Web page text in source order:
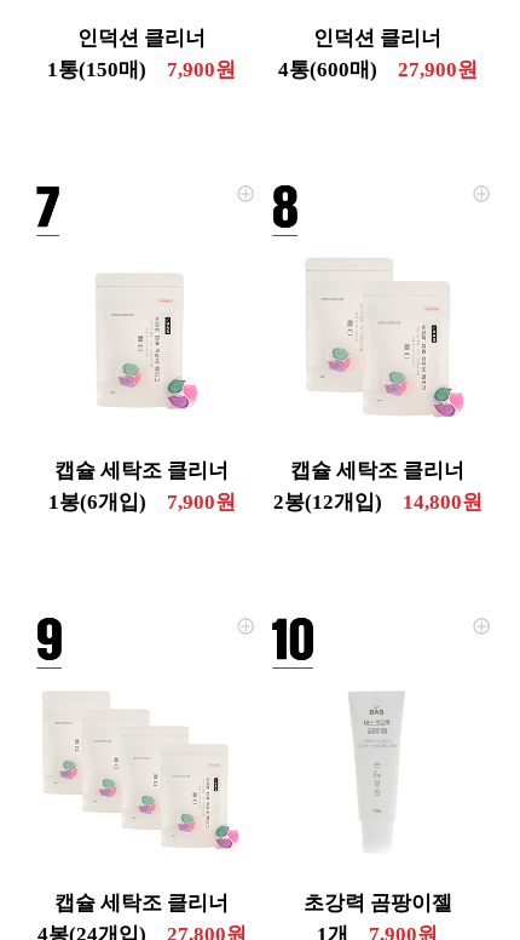
인덕션 클리너
1통(150매) 7,900원
인덕션 클리너
4통(600매) 27,900원
캡슐 세탁조 클리너
1봉(6개입) 7,900원
캡슐 세탁조 클리너
2봉(12개입) 14,800원
캡슐 세탁조 클리너
4봉(24개입) 27,800원
초강력 곰팡이젤
1개
7,900원